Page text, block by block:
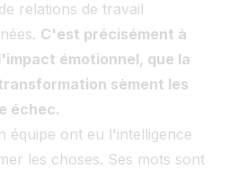
relations de travail
C'est précisément à
émotionnel, que la
sèment les
échec.
équipe ont eu l'intelligence
les choses. Ses mots sont